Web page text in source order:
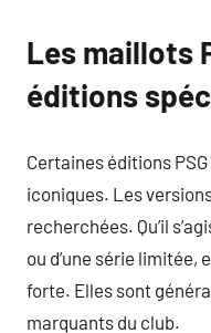
Les maillots
éditions
Certaines éditions
iconiques. Les
recherchées. Qu’il
ou d’une série limitée,
forte. Elles sont
marquants du club.